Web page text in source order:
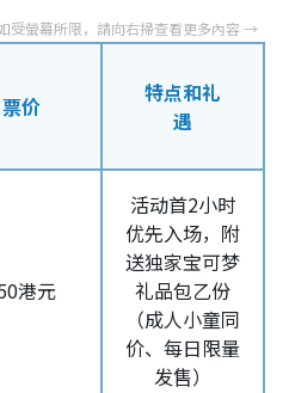
票价
特点和礼
遇
港元
活动首2小时
优先入场，附
送独家宝可梦
礼品包乙份
（成人小童同
价、每日限量
发售）